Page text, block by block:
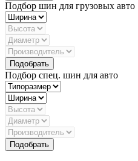
Подбор шин для грузовых авто
Подбор спец. шин для авто